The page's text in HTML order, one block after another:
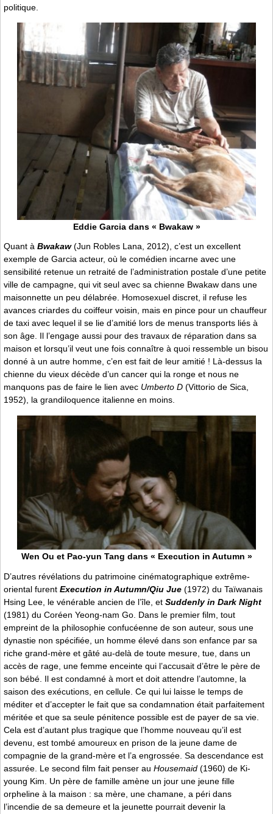
politique.
Eddie Garcia dans « Bwakaw »
Quant à Bwakaw (Jun Robles Lana, 2012), c’est un excellent
exemple de Garcia acteur, où le comédien incarne avec une
sensibilité retenue un retraité de l’administration postale d’une petite
ville de campagne, qui vit seul avec sa chienne Bwakaw dans une
maisonnette un peu délabrée. Homosexuel discret, il refuse les
avances criardes du coiffeur voisin, mais en pince pour un chauffeur
de taxi avec lequel il se lie d’amitié lors de menus transports liés à
son âge. Il l’engage aussi pour des travaux de réparation dans sa
maison et lorsqu’il veut une fois connaître à quoi ressemble un bisou
donné à un autre homme, c’en est fait de leur amitié ! Là-dessus la
chienne du vieux décède d’un cancer qui la ronge et nous ne
manquons pas de faire le lien avec Umberto D (Vittorio de Sica,
1952), la grandiloquence italienne en moins.
Wen Ou et Pao-yun Tang dans « Execution in Autumn »
D’autres révélations du patrimoine cinématographique extrême-
oriental furent Execution in Autumn/Qiu Jue (1972) du Taïwanais
Hsing Lee, le vénérable ancien de l’île, et Suddenly in Dark Night
(1981) du Coréen Yeong-nam Go. Dans le premier film, tout
empreint de la philosophie confucéenne de son auteur, sous une
dynastie non spécifiée, un homme élevé dans son enfance par sa
riche grand-mère et gâté au-delà de toute mesure, tue, dans un
accès de rage, une femme enceinte qui l’accusait d’être le père de
son bébé. Il est condamné à mort et doit attendre l’automne, la
saison des exécutions, en cellule. Ce qui lui laisse le temps de
méditer et d’accepter le fait que sa condamnation était parfaitement
méritée et que sa seule pénitence possible est de payer de sa vie.
Cela est d’autant plus tragique que l’homme nouveau qu’il est
devenu, est tombé amoureux en prison de la jeune dame de
compagnie de la grand-mère et l’a engrossée. Sa descendance est
assurée. Le second film fait penser au Housemaid (1960) de Ki-
young Kim. Un père de famille amène un jour une jeune fille
orpheline à la maison : sa mère, une chamane, a péri dans
l’incendie de sa demeure et la jeunette pourrait devenir la